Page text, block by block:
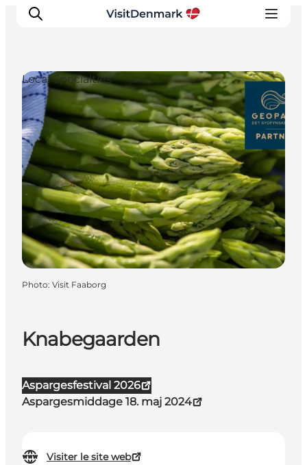
Inspirations
Destinations
Quoi faire
Hébergements
Planifiez votre voyage
Knabegaarden
Aspargesfestival 2026
Aspargesmiddage 18. maj 2024
Visiter le site web
Local Specialties
Photo: Visit Faaborg